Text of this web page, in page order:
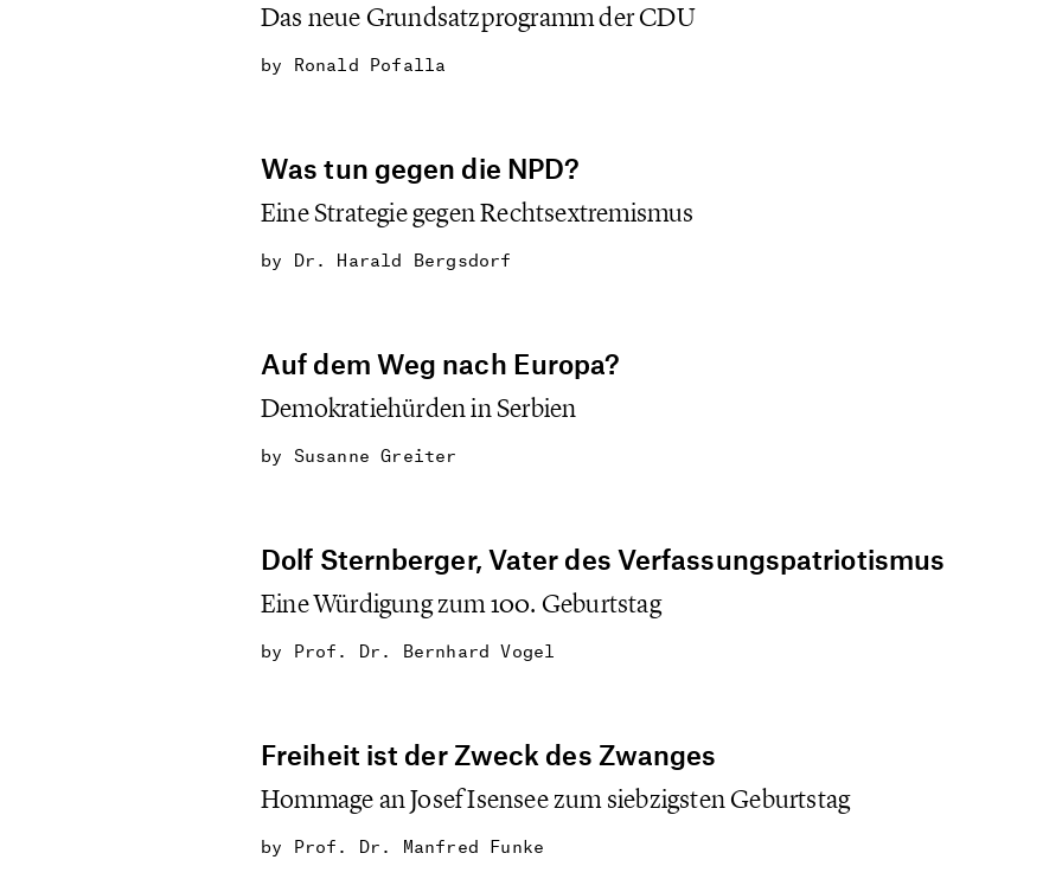
Das neue Grundsatzprogramm der CDU
by Ronald Pofalla
Was tun gegen die NPD?
Eine Strategie gegen Rechtsextremismus
by Dr. Harald Bergsdorf
Auf dem Weg nach Europa?
Demokratiehürden in Serbien
by Susanne Greiter
Dolf Sternberger, Vater des Verfassungspatriotismus
Eine Würdigung zum 100. Geburtstag
by Prof. Dr. Bernhard Vogel
Freiheit ist der Zweck des Zwanges
Hommage an Josef Isensee zum siebzigsten Geburtstag
by Prof. Dr. Manfred Funke